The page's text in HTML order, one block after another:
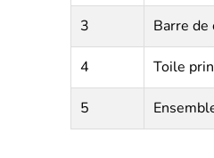
3 Barre de
4 Toile
5